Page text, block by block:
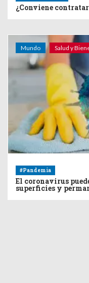
¿Conviene
Mundo Salud y
#Pandemia
El coronavirus
superficies y